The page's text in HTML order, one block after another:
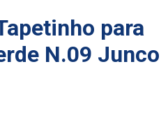
para
N.09 Junco